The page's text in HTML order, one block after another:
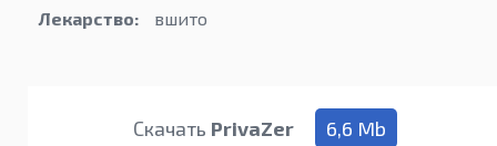
Лекарство: вшито
Скачать PrivaZer 6,6 Mb